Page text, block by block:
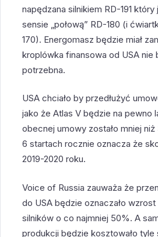
napędzana silnikiem RD-191
sensie „połową” RD-180 (i
170). Energomasz będzie miał
kroplówka finansowa od USA nie
potrzebna.
USA chciało by przedłużyć
jako że Atlas V będzie na pewno
obecnej umowy zostało mniej
6 startach rocznie oznacza że
2019-2020 roku.
Voice of Russia zauważa że
do USA będzie oznaczało
silników o co najmniej 50%. A
produkcji będzie kosztowało tyle